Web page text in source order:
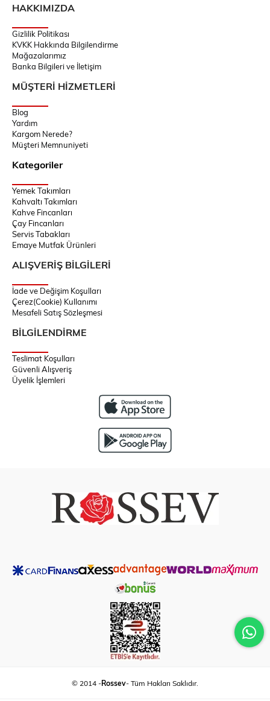
HAKKIMIZDA
Gizlilik Politikası
KVKK Hakkında Bilgilendirme
Mağazalarımız
Banka Bilgileri ve İletişim
MÜŞTERİ HİZMETLERİ
Blog
Yardım
Kargom Nerede?
Müşteri Memnuniyeti
Kategoriler
Yemek Takımları
Kahvaltı Takımları
Kahve Fincanları
Çay Fincanları
Servis Tabakları
Emaye Mutfak Ürünleri
ALIŞVERİŞ BİLGİLERİ
İade ve Değişim Koşulları
Çerez(Cookie) Kullanımı
Mesafeli Satış Sözleşmesi
BİLGİLENDİRME
Teslimat Koşulları
Güvenli Alışveriş
Üyelik İşlemleri
© 2014 -Rossev- Tüm Hakları Saklıdır.